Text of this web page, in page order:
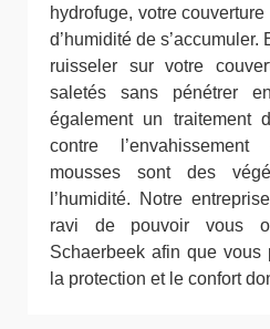
hydrofuge, votre
d’humidité de s’accumuler.
ruisseler sur votre
saletés sans pénétrer
également un traitement
contre
mousses sont des
l’humidité. Notre
ravi de pouvoir vous
Schaerbeek afin que
la protection et le confort